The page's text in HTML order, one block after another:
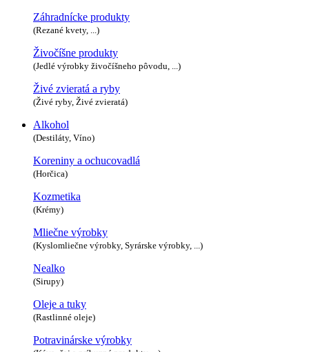
Záhradnícke produkty
(Rezané kvety, ...)
Živočíšne produkty
(Jedlé výrobky živočíšneho pôvodu, ...)
Živé zvieratá a ryby
(Živé ryby, Živé zvieratá)
Alkohol
(Destiláty, Víno)
Koreniny a ochucovadlá
(Horčica)
Kozmetika
(Krémy)
Mliečne výrobky
(Kyslomliečne výrobky, Syrárske výrobky, ...)
Nealko
(Sirupy)
Oleje a tuky
(Rastlinné oleje)
Potravinárske výrobky